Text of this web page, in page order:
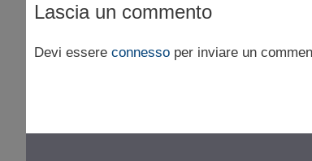
Lascia un commento
Devi essere connesso per inviare un